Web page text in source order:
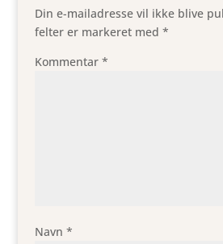
Din e-mailadresse vil ikke blive
felter er markeret med *
Kommentar *
Navn *